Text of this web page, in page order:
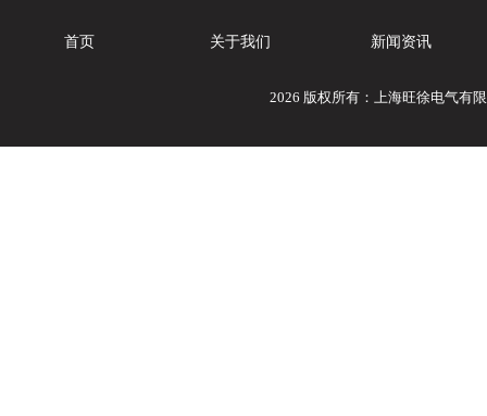
首页 关于我们 新闻资讯
2026 版权所有：上海旺徐电气有